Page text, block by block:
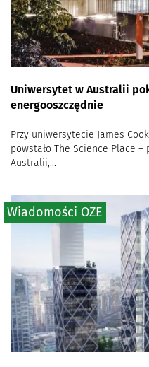
Uniwersytet w Australii
energooszczędnie
Przy uniwersytecie James
powstało The Science Place
Australii,...
Wiadomości OZE